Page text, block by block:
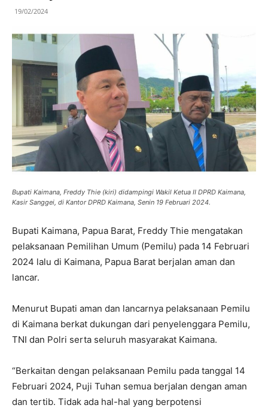
19/02/2024
Bupati Kaimana, Freddy Thie (kiri) didampingi Wakil Ketua II DPRD Kaimana,
Kasir Sanggei, di Kantor DPRD Kaimana, Senin 19 Februari 2024.
Bupati Kaimana, Papua Barat, Freddy Thie mengatakan
pelaksanaan Pemilihan Umum (Pemilu) pada 14 Februari
2024 lalu di Kaimana, Papua Barat berjalan aman dan
lancar.
Menurut Bupati aman dan lancarnya pelaksanaan Pemilu
di Kaimana berkat dukungan dari penyelenggara Pemilu,
TNI dan Polri serta seluruh masyarakat Kaimana.
“Berkaitan dengan pelaksanaan Pemilu pada tanggal 14
Februari 2024, Puji Tuhan semua berjalan dengan aman
dan tertib. Tidak ada hal-hal yang berpotensi